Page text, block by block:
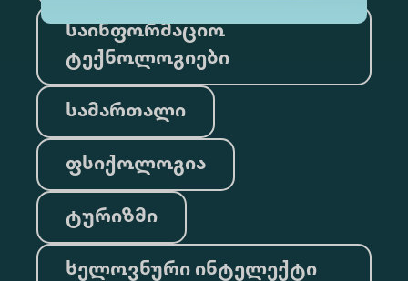
საინფორმაციო
ტექნოლოგიები
სამართალი
ფსიქოლოგია
ტურიზმი
ხელოვნური ინტელექტი